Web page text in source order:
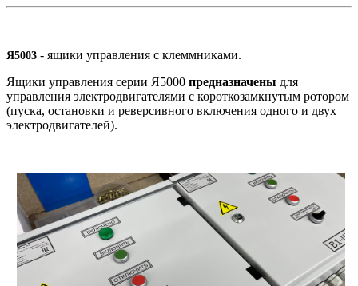
Я5003 - ящики управления с клеммниками.
Ящики управления серии Я5000 предназначены для
управления электродвигателями с короткозамкнутым ротором
(пуска, остановки и реверсивного включения одного и двух
электродвигателей).